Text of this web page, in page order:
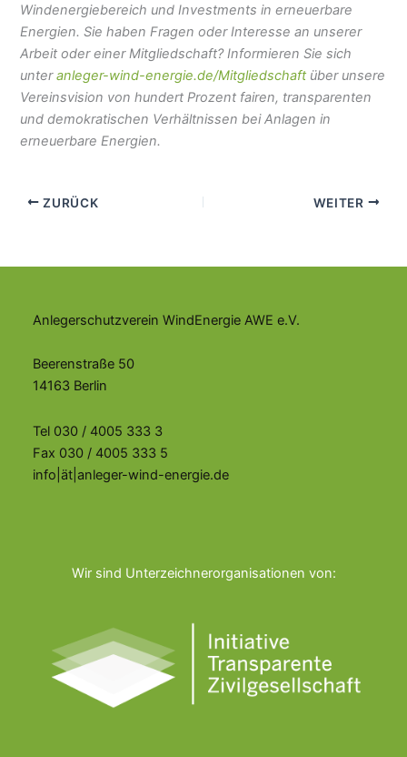
Windenergiebereich und Investments in erneuerbare
Energien. Sie haben Fragen oder Interesse an unserer
Arbeit oder einer Mitgliedschaft? Informieren Sie sich
unteranleger-wind-energie.de/Mitgliedschaftüber unsere
Vereinsvision von hundert Prozent fairen, transparenten
und demokratischen Verhältnissen bei Anlagen in
erneuerbare Energien.
ZURÜCK WEITER
Anlegerschutzverein WindEnergie AWE e.V.
Beerenstraße 50
14163 Berlin
Tel 030 / 4005 333 3
Fax 030 / 4005 333 5
info|ät|anleger-wind-energie.de
Wir sind Unterzeichnerorganisationen von: